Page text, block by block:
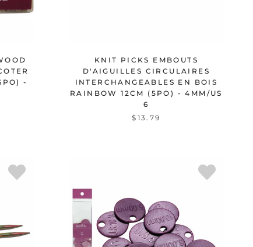
-
KNIT PICKS EMBOUTS
D'AIGUILLES CIRCULAIRES
INTERCHANGEABLES EN BOIS
RAINBOW 12CM (5PO) - 4MM/US
6
$13.79